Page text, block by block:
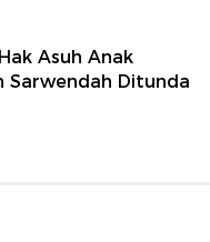
Asuh Anak
Sarwendah Ditunda